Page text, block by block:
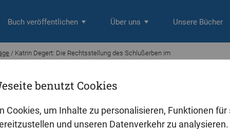
benutzt Cookies
Cookies, um Inhalte zu personalisieren, Funktionen für
und unseren Datenverkehr zu
Buch veröffentlichen Über uns Unsere Bücher
/ Katrin Degert: Die Rechtsstellung des Schlußerben im
des Schlußerben im